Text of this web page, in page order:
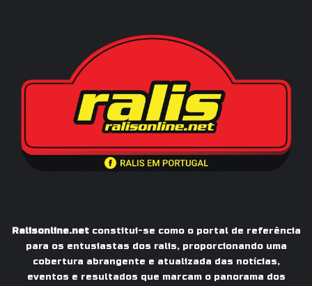
Ralisonline.netconstitui-se como o portal de referência
para os entusiastas dos ralis, proporcionando uma
cobertura abrangente e atualizada das notícias,
eventos e resultados que marcam o panorama dos